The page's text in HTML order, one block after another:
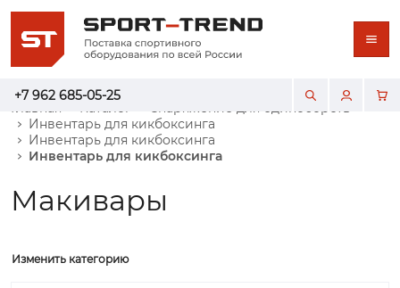
+7 962 685-05-25
Главная Каталог
Снаряжение для единоборств
Инвентарь для кикбоксинга
Инвентарь для кикбоксинга
Инвентарь для кикбоксинга
Макивары
Изменить категорию